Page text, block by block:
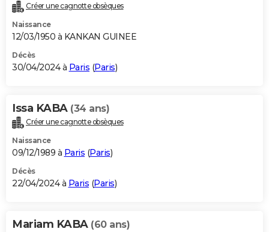
Créer une cagnotte obsèques
Naissance
12/03/1950 à KANKAN GUINEE
Décès
30/04/2024 à Paris (Paris)
Issa KABA (34 ans)
Créer une cagnotte obsèques
Naissance
09/12/1989 à Paris (Paris)
Décès
22/04/2024 à Paris (Paris)
Mariam KABA (60 ans)